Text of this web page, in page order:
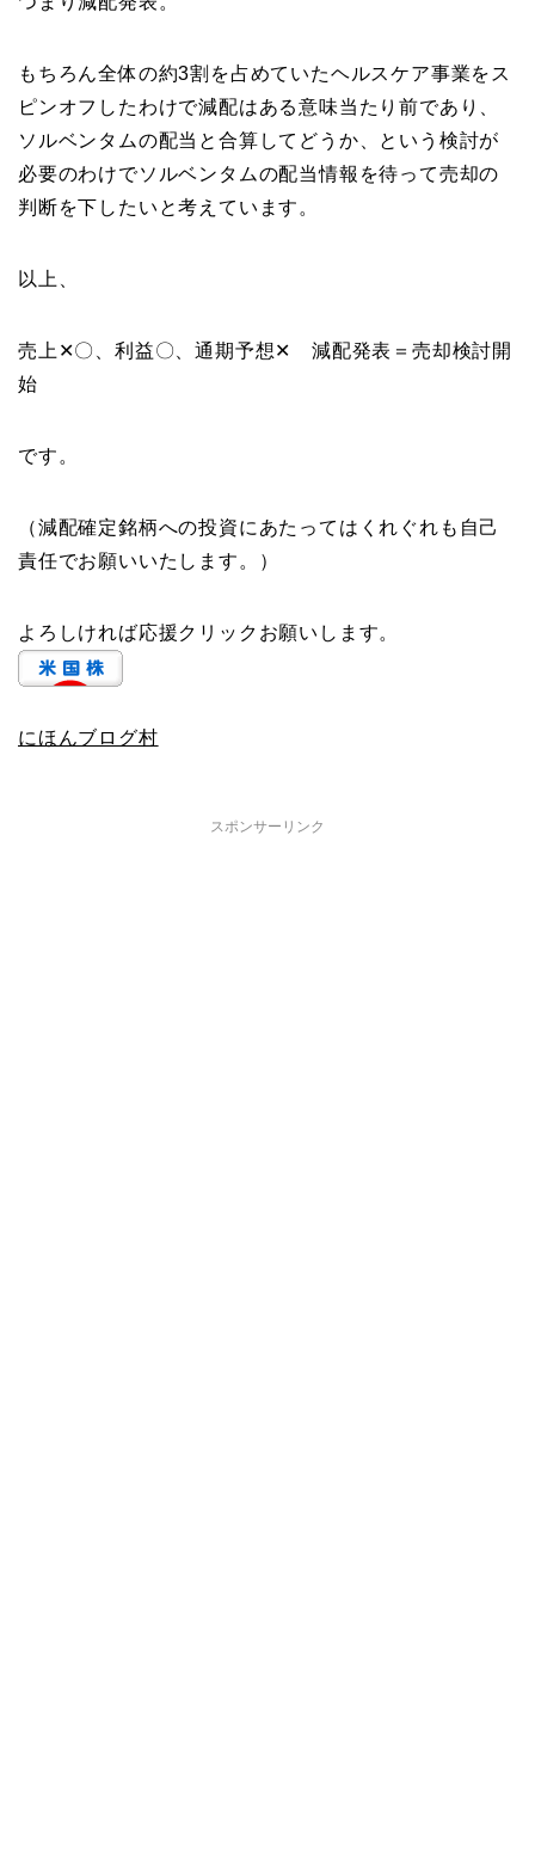
もちろん全体の約3割を占めていたヘルスケア事業をス
ピンオフしたわけで減配はある意味当たり前であり、
ソルベンタムの配当と合算してどうか、という検討が
必要のわけでソルベンタムの配当情報を待って売却の
判断を下したいと考えています。
以上、
売上✕〇、利益〇、通期予想✕ 減配発表＝売却検討開
始
です。
（減配確定銘柄への投資にあたってはくれぐれも自己
責任でお願いいたします。）
よろしければ応援クリックお願いします。
にほんブログ村
スポンサーリンク